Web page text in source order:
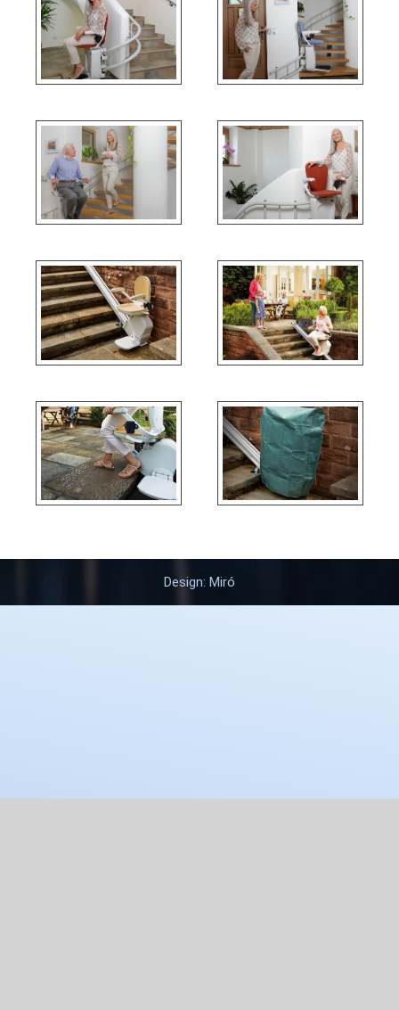
Design: Miró